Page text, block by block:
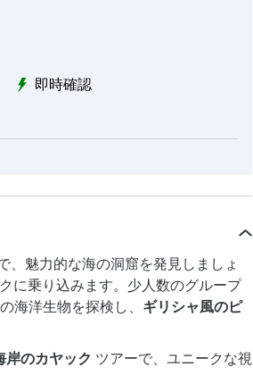
即時確認
、魅力的な海の洞窟を発見しましょ
に乗り込みます。少人数のグループ
海洋生物を探検し、 ギリシャ風のピ
岸のカヤック ツアーで、ユニークな視